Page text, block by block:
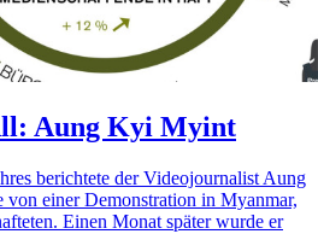
Aung Kyi Myint
berichtete der Videojournalist Aung
einer Demonstration in Myanmar,
Einen Monat später wurde er